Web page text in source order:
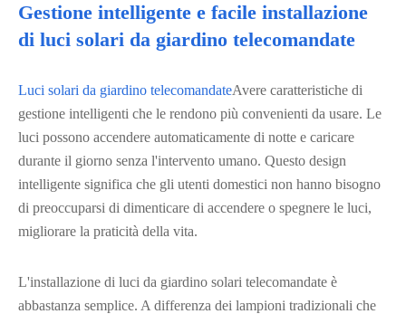
Gestione intelligente e facile installazione
di luci solari da giardino telecomandate
Luci solari da giardino telecomandateAvere caratteristiche di
gestione intelligenti che le rendono più convenienti da usare. Le
luci possono accendere automaticamente di notte e caricare
durante il giorno senza l'intervento umano. Questo design
intelligente significa che gli utenti domestici non hanno bisogno
di preoccuparsi di dimenticare di accendere o spegnere le luci,
migliorare la praticità della vita.
L'installazione di luci da giardino solari telecomandate è
abbastanza semplice. A differenza dei lampioni tradizionali che